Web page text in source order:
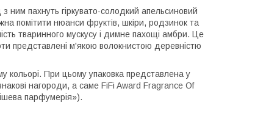
ним пахнуть гіркувато-солодкий апельсиновий
помітити нюанси фруктів, шкіри, родзинок та
тваринного мускусу і димне пахощі амбри. Це
представлені м'якою волокнистою деревністю
кольорі. При цьому упаковка представлена ​​у
нагороди, а саме FiFi Award Fragrance Of
парфумерія»).